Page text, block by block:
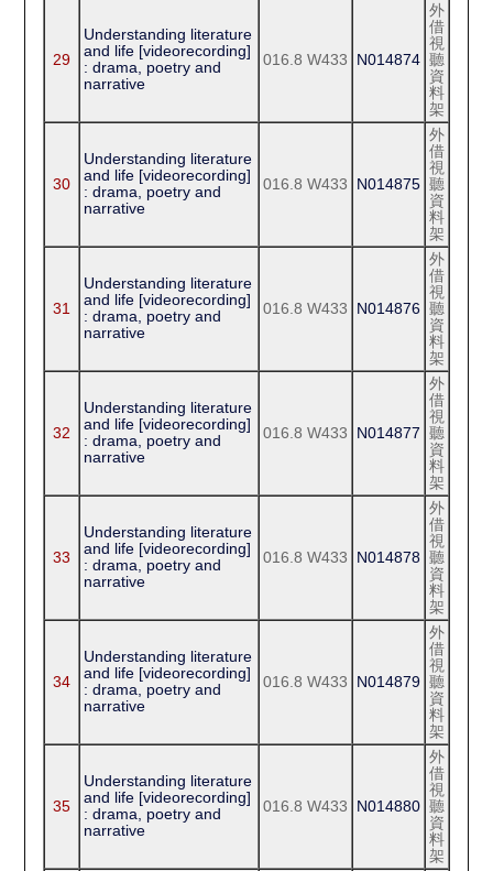
29
Understanding literature
and life [videorecording]
: drama, poetry and
narrative
016.8 W433 N014874
外
借
視
聽
資
料
架
30
Understanding literature
and life [videorecording]
: drama, poetry and
narrative
016.8 W433 N014875
外
借
視
聽
資
料
架
31
Understanding literature
and life [videorecording]
: drama, poetry and
narrative
016.8 W433 N014876
外
借
視
聽
資
料
架
32
Understanding literature
and life [videorecording]
: drama, poetry and
narrative
016.8 W433 N014877
外
借
視
聽
資
料
架
33
Understanding literature
and life [videorecording]
: drama, poetry and
narrative
016.8 W433 N014878
外
借
視
聽
資
料
架
34
Understanding literature
and life [videorecording]
: drama, poetry and
narrative
016.8 W433 N014879
外
借
視
聽
資
料
架
35
Understanding literature
and life [videorecording]
: drama, poetry and
narrative
016.8 W433 N014880
外
借
視
聽
資
料
架